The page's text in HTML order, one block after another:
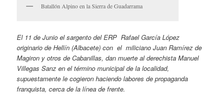
Batallón Alpino en la Sierra de Guadarrama
El 11 de Junio el sargento del ERP Rafael García López
originario de Hellín (Albacete) con el miliciano Juan Ramírez de
Magiron y otros de Cabanillas, dan muerte al derechista Manuel
Villegas Sanz en el término municipal de la localidad,
supuestamente le cogieron haciendo labores de propaganda
franquista, cerca de la línea de frente.